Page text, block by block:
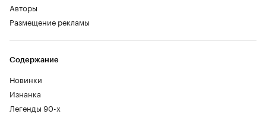
Авторы
Размещение рекламы
Содержание
Новинки
Изнанка
Легенды 90-х